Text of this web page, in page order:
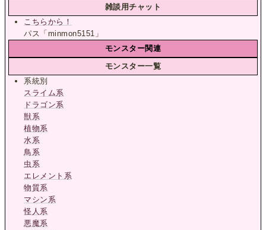
雑談用チャット
こちらから！
パス「minmon5151」
モンスター関連
モンスター一覧
系統別
スライム系
ドラゴン系
獣系
植物系
水系
鳥系
虫系
エレメント系
物質系
マシン系
怪人系
悪魔系